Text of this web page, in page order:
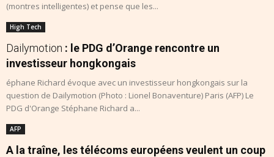
(montres intelligentes) et pense que les...
High Tech
Dailymotion : le PDG d’Orange rencontre un
investisseur hongkongais
éphane Richard évoque avec un investisseur hongkongais sur la
question de Dailymotion (Photo : Lionel Bonaventure) Paris (AFP) Le
PDG d'Orange Stéphane Richard a...
AFP
A la traîne, les télécoms européens veulent un coup